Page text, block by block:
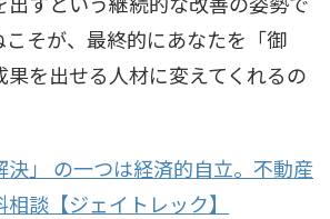
こそが、最終的にあなたを「御
を出せる人材に変えてくれるの
決」 の一つは経済的自立。不動産
談【ジェイトレック】